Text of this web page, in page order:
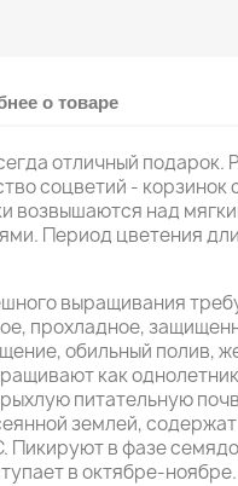
о товаре
отличный подарок.
соцветий - корзинок
возвышаются над
Период цветения
выращивания
прохладное,
обильный полив,
как
питательную
землей,
Пикируют в фазе
в октябре-ноябре.